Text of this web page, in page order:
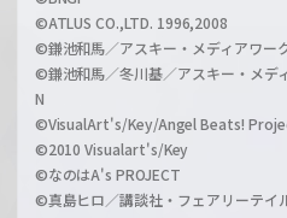
©ATLUS CO.,LTD. 1996,2008
©鎌池和馬／アスキー・メディアワー
©鎌池和馬／冬川基／アスキー・メデ
N
©VisualArt's/Key/Angel Beats!
©2010 Visualart's/Key
©なのはA's PROJECT
©真島ヒロ／講談社・フェアリーテイ